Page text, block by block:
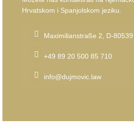
Hrvatskom i Spanjolskom jeziku.
Maximilianstraße 2, D-
+49 89 20 500 85 710
info@dujmovic.law